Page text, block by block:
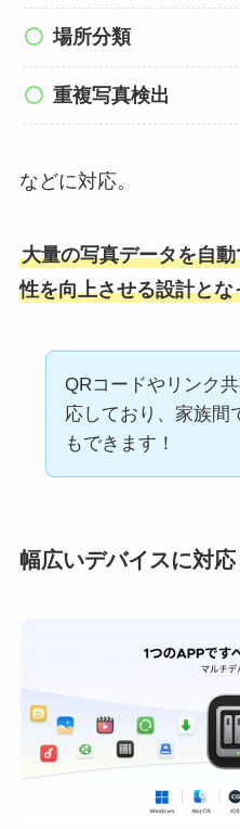
場所分類
重複写真検出
などに対応。
大量の写真データを自
性を向上させる設計とな
QRコードやリンク
応しており、家族間
もできます！
幅広いデバイスに対